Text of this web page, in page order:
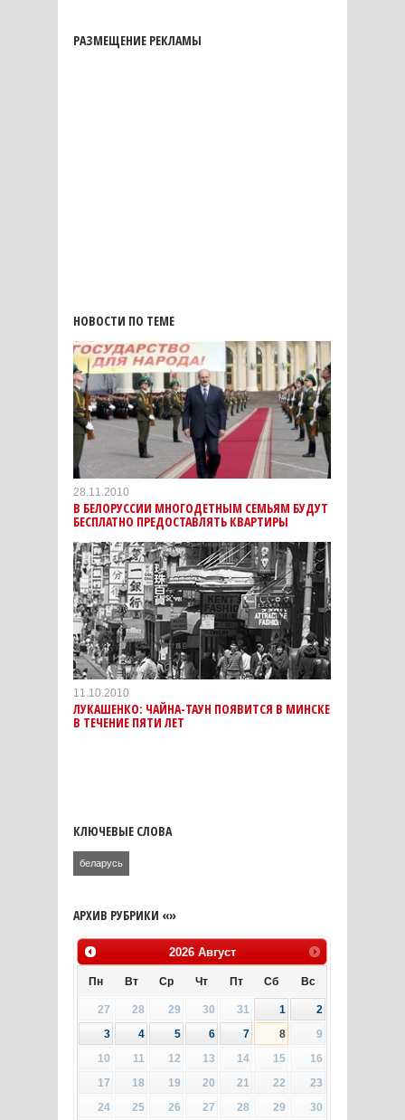
РАЗМЕЩЕНИЕ РЕКЛАМЫ
НОВОСТИ ПО ТЕМЕ
28.11.2010
В БЕЛОРУССИИ МНОГОДЕТНЫМ СЕМЬЯМ БУДУТ
БЕСПЛАТНО ПРЕДОСТАВЛЯТЬ КВАРТИРЫ
11.10.2010
ЛУКАШЕНКО: ЧАЙНА-ТАУН ПОЯВИТСЯ В МИНСКЕ
В ТЕЧЕНИЕ ПЯТИ ЛЕТ
КЛЮЧЕВЫЕ СЛОВА
беларусь
АРХИВ РУБРИКИ «»
2026 Август
Пн Вт Ср Чт Пт Сб Вс
27 28 29 30 31 1
2
3
4 5 6 7 8
9
10
11 12 13 14 15
16
17
18 19 20 21 22
23
24
25 26 27 28 29
30